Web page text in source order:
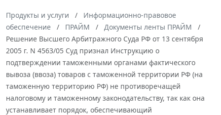
Продукты и услуги
Информационно-правовое
обеспечение
ПРАЙМ
Документы ленты ПРАЙМ
Решение Высшего Арбитражного Суда РФ от 13 сентября
2005 г. N 4563/05 Суд признал Инструкцию о
подтверждении таможенными органами фактического
вывоза (ввоза) товаров с таможенной территории РФ (на
таможенную территорию РФ) не противоречащей
налоговому и таможенному законодательству, так как она
устанавливает порядок, обеспечивающий